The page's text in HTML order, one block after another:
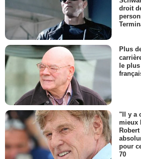
droit
Plus
le
"Il y a
mieux
pour
70